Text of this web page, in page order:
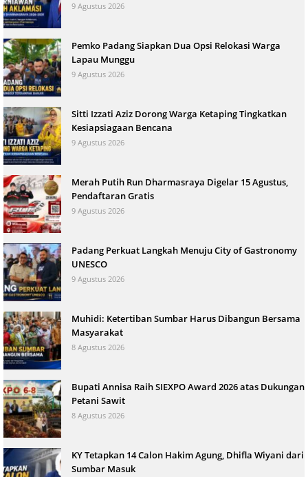
9 Agustus 2026
Pemko Padang Siapkan Dua Opsi Relokasi Warga
Lapau Munggu
9 Agustus 2026
Sitti Izzati Aziz Dorong Warga Ketaping Tingkatkan
Kesiapsiagaan Bencana
9 Agustus 2026
Merah Putih Run Dharmasraya Digelar 15 Agustus,
Pendaftaran Gratis
9 Agustus 2026
Padang Perkuat Langkah Menuju City of Gastronomy
UNESCO
9 Agustus 2026
Muhidi: Ketertiban Sumbar Harus Dibangun Bersama
Masyarakat
8 Agustus 2026
Bupati Annisa Raih SIEXPO Award 2026 atas Dukungan
Petani Sawit
8 Agustus 2026
KY Tetapkan 14 Calon Hakim Agung, Dhifla Wiyani dari
Sumbar Masuk